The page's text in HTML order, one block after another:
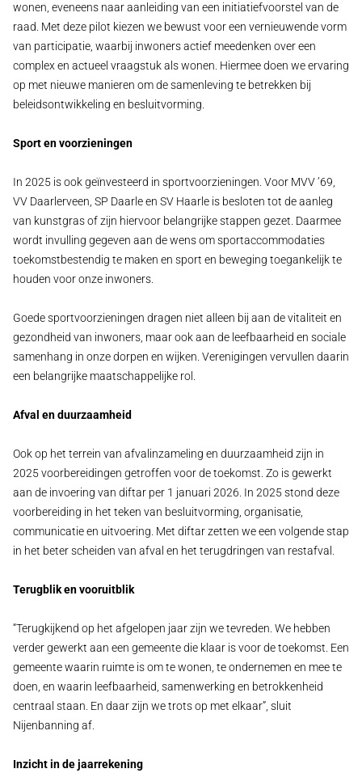
wonen, eveneens naar aanleiding van een initiatiefvoorstel van de
raad. Met deze pilot kiezen we bewust voor een vernieuwende vorm
van participatie, waarbij inwoners actief meedenken over een
complex en actueel vraagstuk als wonen. Hiermee doen we ervaring
op met nieuwe manieren om de samenleving te betrekken bij
beleidsontwikkeling en besluitvorming.
Sport en voorzieningen
In 2025 is ook geïnvesteerd in sportvoorzieningen. Voor MVV ’69,
VV Daarlerveen, SP Daarle en SV Haarle is besloten tot de aanleg
van kunstgras of zijn hiervoor belangrijke stappen gezet. Daarmee
wordt invulling gegeven aan de wens om sportaccommodaties
toekomstbestendig te maken en sport en beweging toegankelijk te
houden voor onze inwoners.
Goede sportvoorzieningen dragen niet alleen bij aan de vitaliteit en
gezondheid van inwoners, maar ook aan de leefbaarheid en sociale
samenhang in onze dorpen en wijken. Verenigingen vervullen daarin
een belangrijke maatschappelijke rol.
Afval en duurzaamheid
Ook op het terrein van afvalinzameling en duurzaamheid zijn in
2025 voorbereidingen getroffen voor de toekomst. Zo is gewerkt
aan de invoering van diftar per 1 januari 2026. In 2025 stond deze
voorbereiding in het teken van besluitvorming, organisatie,
communicatie en uitvoering. Met diftar zetten we een volgende stap
in het beter scheiden van afval en het terugdringen van restafval.
Terugblik en vooruitblik
“Terugkijkend op het afgelopen jaar zijn we tevreden. We hebben
verder gewerkt aan een gemeente die klaar is voor de toekomst. Een
gemeente waarin ruimte is om te wonen, te ondernemen en mee te
doen, en waarin leefbaarheid, samenwerking en betrokkenheid
centraal staan. En daar zijn we trots op met elkaar”, sluit
Nijenbanning af.
Inzicht in de jaarrekening